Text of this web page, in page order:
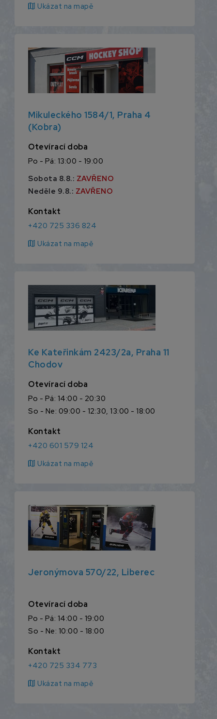
map Ukázat na mapě
Mikuleckého 1584/1, Praha 4
(Kobra)
Otevírací doba
Po - Pá: 13:00 - 19:00
Sobota 8.8.: ZAVŘENO
Neděle 9.8.: ZAVŘENO
Kontakt
+420 725 336 824
map Ukázat na mapě
Ke Kateřinkám 2423/2a, Praha 11
Chodov
Otevírací doba
Po - Pá: 14:00 - 20:30
So - Ne: 09:00 - 12:30, 13:00 - 18:00
Kontakt
+420 601 579 124
map Ukázat na mapě
Jeronýmova 570/22, Liberec
Otevírací doba
Po - Pá: 14:00 - 19:00
So - Ne: 10:00 - 18:00
Kontakt
+420 725 334 773
map Ukázat na mapě